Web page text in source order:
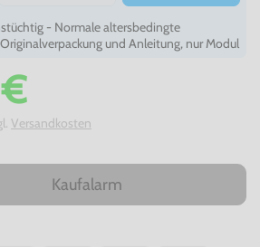
- Normale altersbedingte
und Anleitung, nur Modul
Versandkosten
Kaufalarm